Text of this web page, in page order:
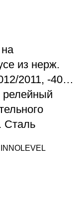
из нерж.
2011, -40…
релейный
Сталь